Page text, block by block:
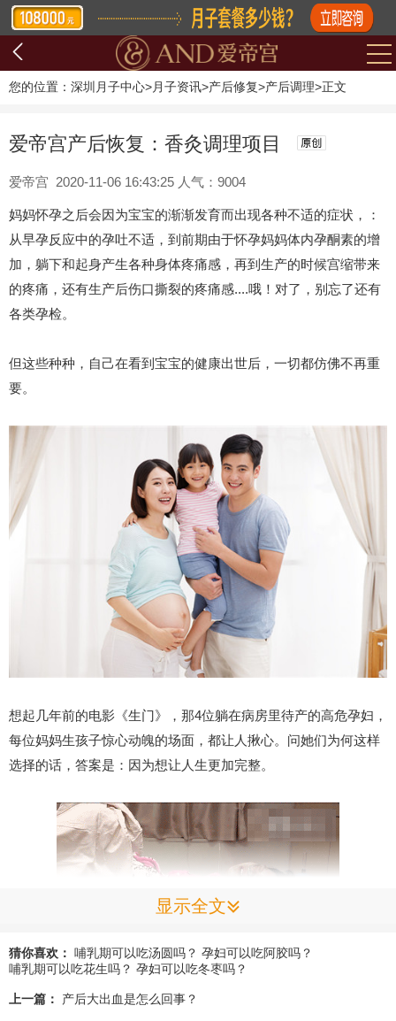
您的位置： 深圳月子中心>月子资讯>产后修复>产后调理>正文
显示全文
爱帝宫产后恢复：香灸调理项目
爱帝宫 2020-11-06 16:43:25 人气：9004
妈妈怀孕之后会因为宝宝的渐渐发育而出现各种不适的症状，：
从早孕反应中的孕吐不适，到前期由于怀孕妈妈体内孕酮素的增
加，躺下和起身产生各种身体疼痛感，再到生产的时候宫缩带来
的疼痛，还有生产后伤口撕裂的疼痛感....哦！对了，别忘了还有
各类孕检。
但这些种种，自己在看到宝宝的健康出世后，一切都仿佛不再重
要。
想起几年前的电影《生门》，那4位躺在病房里待产的高危孕妇，
每位妈妈生孩子惊心动魄的场面，都让人揪心。问她们为何这样
选择的话，答案是：因为想让人生更加完整。
（图片来源于电影《生门》）
猜你喜欢： 哺乳期可以吃汤圆吗？ 孕妇可以吃阿胶吗？
哺乳期可以吃花生吗？ 孕妇可以吃冬枣吗？
上一篇： 产后大出血是怎么回事？